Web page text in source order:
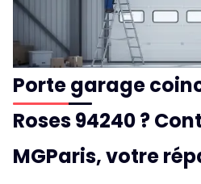
Porte garage
Roses 94240 ?
MGParis, votre